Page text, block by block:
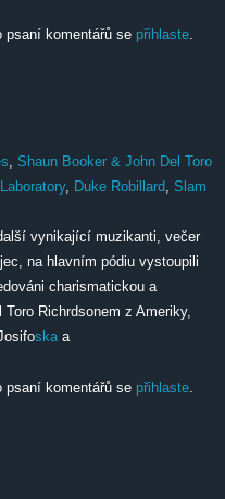
psaní komentářů se přihlaste.
Shaun Booker & John Del Toro
, Duke Robillard Slam
vynikající muzikanti, večer
na hlavním pódiu vystoupili
charismatickou a
Richrdsonem z Ameriky,
ska a
psaní komentářů se přihlaste.